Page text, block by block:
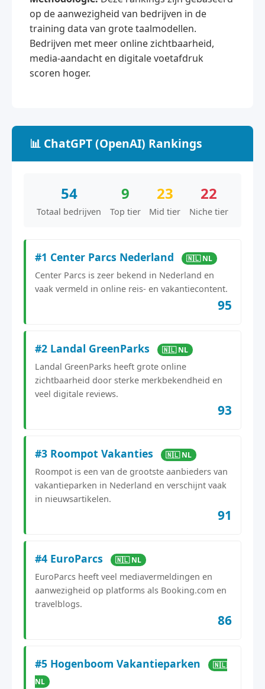
op de aanwezigheid van bedrijven in de
training data van grote taalmodellen.
Bedrijven met meer online zichtbaarheid,
media-aandacht en digitale voetafdruk
scoren hoger.
📊 ChatGPT (OpenAI) Rankings
54
Totaal bedrijven
9
Top tier
23
Mid tier
22
Niche tier
#1 Center Parcs Nederland 🇳🇱 NL
Center Parcs is zeer bekend in Nederland en
vaak vermeld in online reis- en vakantiecontent.
95
#2 Landal GreenParks 🇳🇱 NL
Landal GreenParks heeft grote online
zichtbaarheid door sterke merkbekendheid en
veel digitale reviews.
93
#3 Roompot Vakanties 🇳🇱 NL
Roompot is een van de grootste aanbieders van
vakantieparken in Nederland en verschijnt vaak
in nieuwsartikelen.
91
#4 EuroParcs 🇳🇱 NL
EuroParcs heeft veel mediavermeldingen en
aanwezigheid op platforms als Booking.com en
travelblogs.
86
#5 Hogenboom Vakantieparken
🇳🇱
NL